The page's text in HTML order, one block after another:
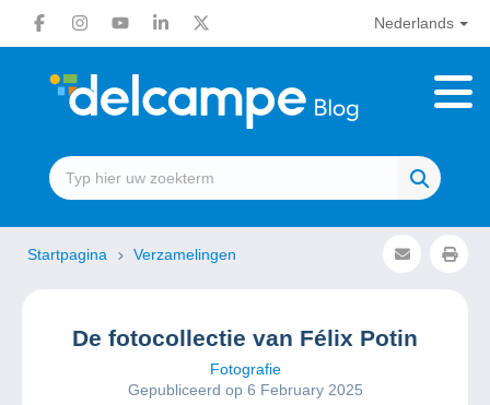
Nederlands
Startpagina Verzamelingen
De fotocollectie van Félix Potin
Fotografie
Gepubliceerd op 6 February 2025